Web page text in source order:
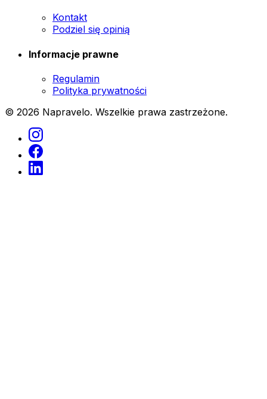
Kontakt
Podziel się opinią
Informacje prawne
Regulamin
Polityka prywatności
© 2026 Napravelo. Wszelkie prawa zastrzeżone.